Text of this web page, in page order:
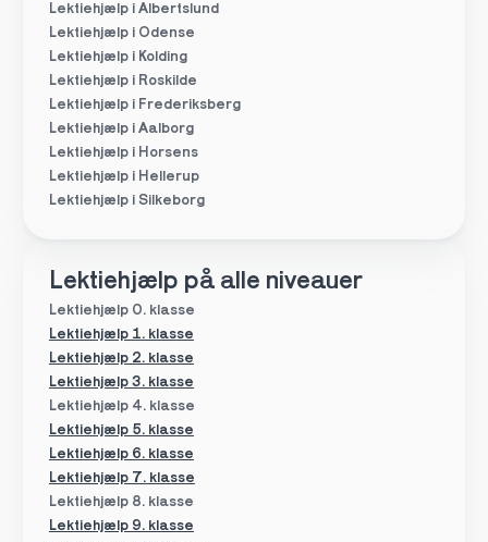
Lektiehjælp i Albertslund
Lektiehjælp i Odense
Lektiehjælp i Kolding
Lektiehjælp i Roskilde
Lektiehjælp i Frederiksberg
Lektiehjælp i Aalborg
Lektiehjælp i Horsens
Lektiehjælp i Hellerup
Lektiehjælp i Silkeborg
Lektiehjælp på alle niveauer
Lektiehjælp 0. klasse
Lektiehjælp 4. klasse
Lektiehjælp 5. klasse
Lektiehjælp 8. klasse
Lektiehjælp 1. klasse
Lektiehjælp 6. klasse
Lektiehjælp 7. klasse
Lektiehjælp 2. klasse
Lektiehjælp 3. klasse
Lektiehjælp 9. klasse